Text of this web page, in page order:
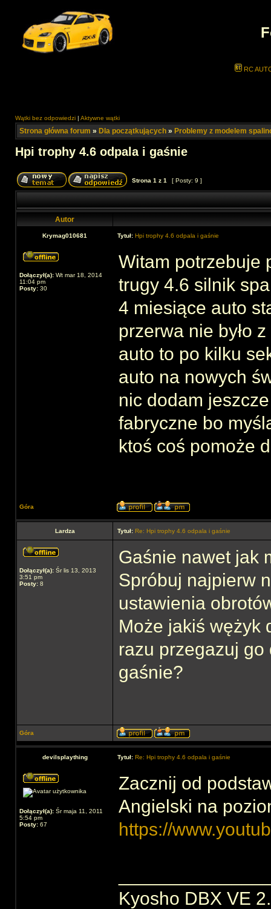
RC
Wątki bez odpowiedzi | Aktywne wątki
Strona główna forum » Dla początkujących » Problemy z modelem
Hpi trophy 4.6 odpala i gaśnie
Strona 1 z 1 [ Posty: 9 ]
Autor
Krymag010681 Tytuł: Hpi trophy 4.6 odpala i gaśnie
Dołączył(a): Wt mar 18, 2014
11:04 pm
Posty: 30
Witam potrzebuje
trugy 4.6 silnik
4 miesiące auto
przerwa nie było
auto to po kilku
auto na nowych
nic dodam
fabryczne bo
ktoś coś pomoże
Góra
Lardza Tytuł: Re: Hpi trophy 4.6 odpala i gaśnie
Dołączył(a): Śr lis 13, 2013
3:51 pm
Posty: 8
Gaśnie nawet jak
Spróbuj najpierw
ustawienia
Może jakiś wężyk
razu przegazuj
gaśnie?
Góra
devilsplaything Tytuł: Re: Hpi trophy 4.6 odpala i gaśnie
Dołączył(a): Śr maja 11, 2011
5:54 pm
Posty: 67
Zacznij od
Angielski na
https://
Kyosho DBX VE